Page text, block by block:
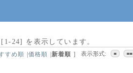
1-24] を表示しています。
すめ順 |価格順 |新着順 ] 表示形式: ■ ■■